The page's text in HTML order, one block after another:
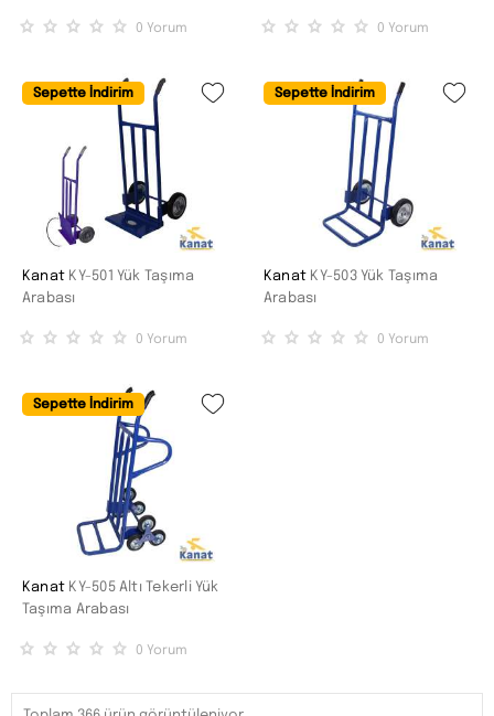
0 Yorum 0 Yorum
Sepette İndirim
Kanat KY-501 Yük Taşıma
Arabası
0 Yorum
Sepette İndirim
Kanat KY-503 Yük Taşıma
Arabası
0 Yorum
Sepette İndirim
Kanat KY-505 Altı Tekerli Yük
Taşıma Arabası
0 Yorum